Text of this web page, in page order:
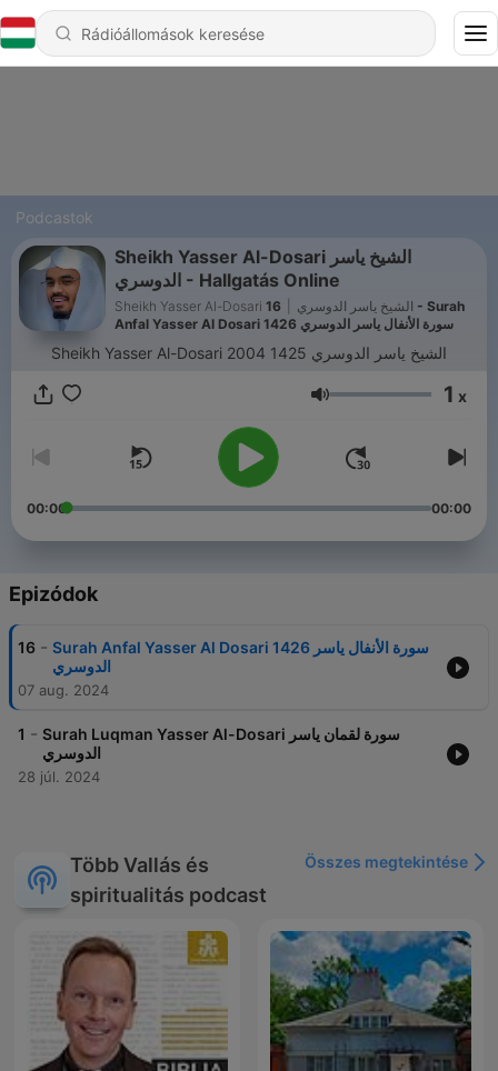
Podcastok
Sheikh Yasser Al-Dosari الشيخ ياسر
الدوسري - Hallgatás Online
Sheikh Yasser Al-Dosari الشيخ ياسر الدوسري
16 - Surah
Anfal Yasser Al Dosari 1426 سورة الأنفال ياسر الدوسري
Sheikh Yasser Al-Dosari الشيخ ياسر الدوسري 1425 2004
Hangerő 1 x
00:00 00:00
Epizódok
16 - Surah Anfal Yasser Al Dosari 1426 سورة الأنفال ياسر
الدوسري
07 aug. 2024
1 - Surah Luqman Yasser Al-Dosari سورة لقمان ياسر
الدوسري
28 júl. 2024
Több Vallás és
spiritualitás podcast
Összes megtekintése